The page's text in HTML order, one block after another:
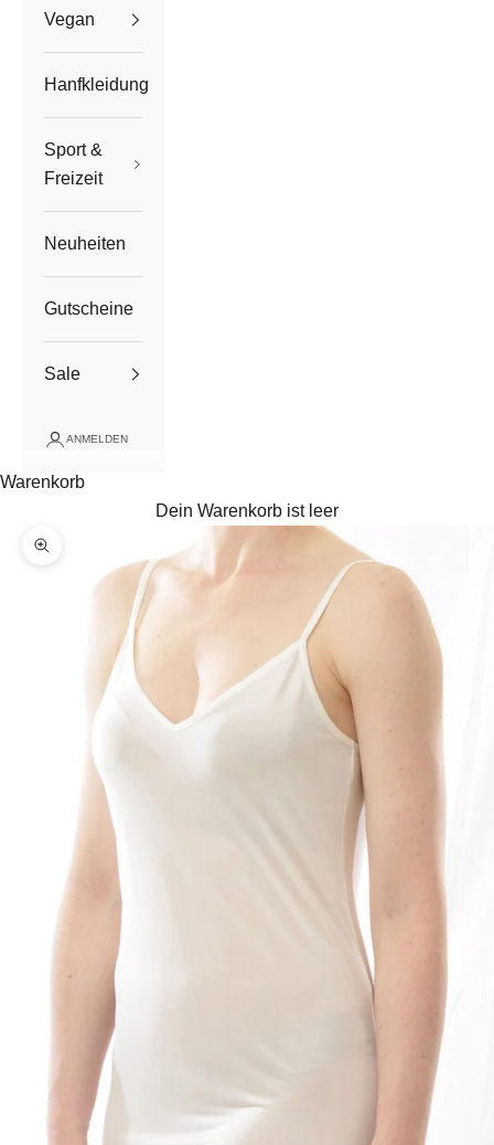
Vegan
Hanfkleidung
Sport &
Freizeit
Neuheiten
Gutscheine
Sale
ANMELDEN
Warenkorb
Dein Warenkorb ist leer
Bild vergrößern